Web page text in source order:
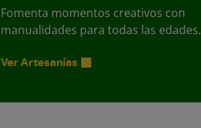
Fomenta momentos creativos con
manualidades para todas las edades.
Ver Artesanías